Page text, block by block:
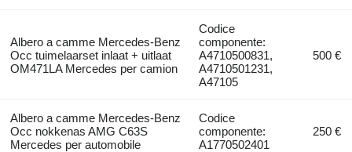
Albero a camme Mercedes-Benz
Occ tuimelaarset inlaat + uitlaat
OM471LA Mercedes per camion
Codice
componente:
A4710500831,
A4710501231,
A47105
500 €
Albero a camme Mercedes-Benz
Occ nokkenas AMG C63S
Mercedes per automobile
Codice
componente:
A1770502401
250 €